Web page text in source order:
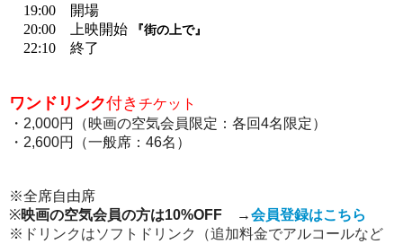
19:00 開場
20:00 上映開始
『街の上で』
22:10 終了
ワンドリンク付き チケット
・2,000円（映画の空気会員限定：各回4名限定）
・2,600円（一般席：46名）
※全席自由席
※映画の空気会員の方は10%OFF →会員登録はこちら
※ ドリンクはソフトドリンク（追加料金でアルコールなど